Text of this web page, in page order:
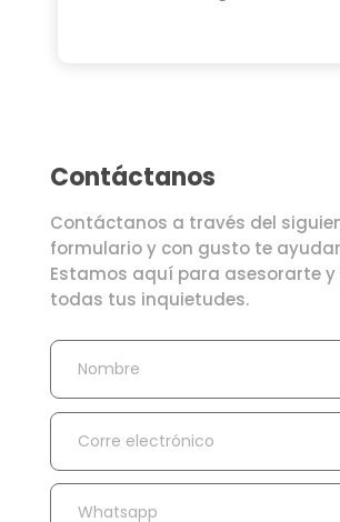
Contáctanos
Contáctanos a través del
formulario y con gusto te
Estamos aquí para asesorarte y
todas tus inquietudes.